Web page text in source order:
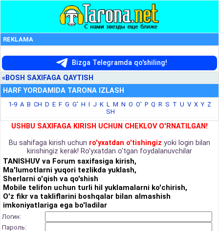
REKLAMA
Bizga Telegramda qo'shiling!
«BOSH SAXIFAGA QAYTISH
HARF YORDAMIDA TARONA IZLASH
1-9 A B CH D E F G G' H I J K L M N O O' P Q R S T U V X Y Z
SH
USHBU SAXIFAGA KIRISH UCHUN CHEKLOV O'RNATILGAN!
Bu sahifaga kirish uchun ro'yxatdan o'tishingiz yoki login bilan
kirishingiz kerak! Ro'yxatdan o'tgan foydalanuvchilar
TANISHUV va Forum saxifasiga kirish,
Ma'lumotlarni yuqori tezlikda yuklash,
Sherlarni o'qish va qo'shish
Mobile telifon uchun turli hil yuklamalarni ko'chirish,
O'z fikr va takliflarini boshqalar bilan almashish
imkoniyatlariga ega bo'ladilar
Логин:
Пароль: